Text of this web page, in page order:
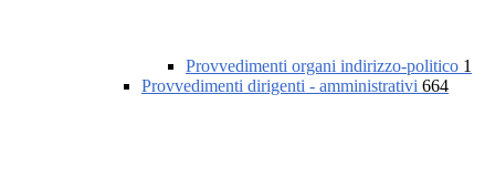
Provvedimenti organi indirizzo-politico 1
Provvedimenti dirigenti - amministrativi 664